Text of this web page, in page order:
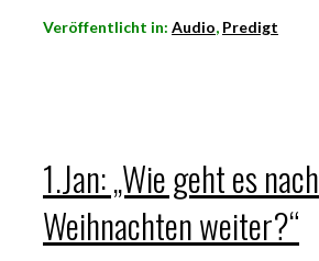
Veröffentlicht in: Audio, Predigt
1.Jan: „Wie geht es nach
Weihnachten weiter?“